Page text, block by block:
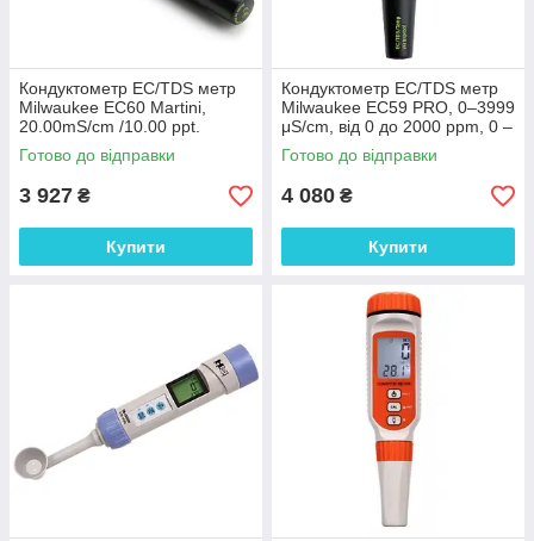
Кондуктометр EC/TDS метр
Milwaukee EC60 Martini,
20.00mS/cm /10.00 ppt.
Угорщина
Готово до відправки
3 927 ₴
Купити
Кондуктометр EC/TDS метр
Milwaukee EC59 PRO, 0–3999
μS/cm, від 0 до 2000 ppm, 0 –
60°C, АТС, Угорщина
Готово до відправки
4 080 ₴
Купити